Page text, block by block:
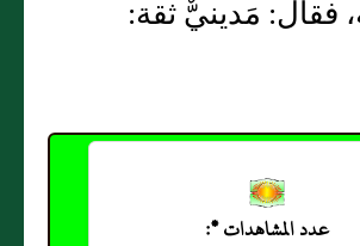
فقال: مَدينيٌّ ثقة:
عدد المشاهدات *: